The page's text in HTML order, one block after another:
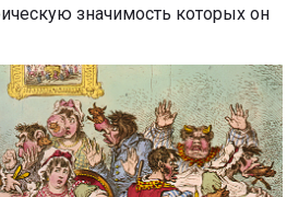
значимость которых он